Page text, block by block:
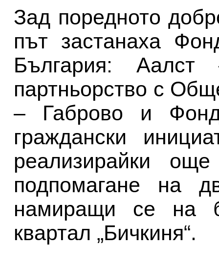
Зад поредното
път застанаха
България:
партньорство с
– Габрово и
граждански
реализирайки
подпомагане на
намиращи се на
квартал „Бичкиня“.